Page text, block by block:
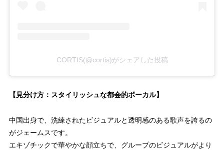
CORTIS(@cortis)がシェアした投稿
【見分け方：スタイリッシュな都会的ボーカル】
中国出身で、洗練されたビジュアルと透明感のある歌声を誇るの
がジェームスです。
エキゾチックで華やかな顔立ちで、グループのビジュアルがより